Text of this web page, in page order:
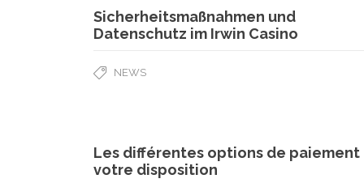
Sicherheitsmaßnahmen und
Datenschutz im Irwin Casino
NEWS
Les différentes options de paiement
votre disposition